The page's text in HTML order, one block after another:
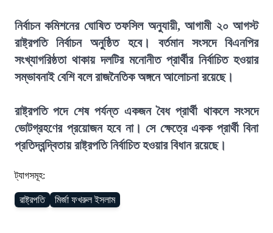
নির্বাচন কমিশনের ঘোষিত তফসিল অনুযায়ী, আগামী ২০ আগস্ট
রাষ্ট্রপতি নির্বাচন অনুষ্ঠিত হবে। বর্তমান সংসদে বিএনপির
সংখ্যাগরিষ্ঠতা থাকায় দলটির মনোনীত প্রার্থীর নির্বাচিত হওয়ার
সম্ভাবনাই বেশি বলে রাজনৈতিক অঙ্গনে আলোচনা রয়েছে।
রাষ্ট্রপতি পদে শেষ পর্যন্ত একজন বৈধ প্রার্থী থাকলে সংসদে
ভোটগ্রহণের প্রয়োজন হবে না। সে ক্ষেত্রে একক প্রার্থী বিনা
প্রতিদ্বন্দ্বিতায় রাষ্ট্রপতি নির্বাচিত হওয়ার বিধান রয়েছে।
ট্যাগসমূহ:
রাষ্ট্রপতি মির্জা ফখরুল ইসলাম